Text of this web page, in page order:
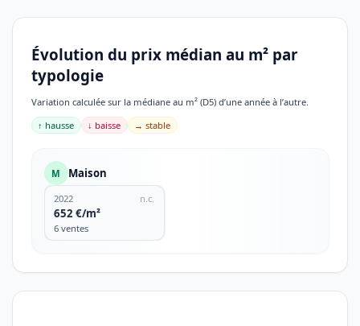
Évolution du prix médian au m² par
typologie
Variation calculée sur la médiane au m² (D5) d’une année à l’autre.
↑ hausse
↓ baisse → stable
M Maison
2022 n.c.
652 €/m²
6 ventes